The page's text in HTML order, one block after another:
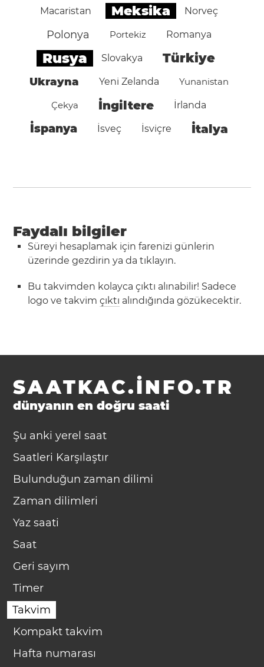
Macaristan Meksika Norveç
Polonya Portekiz Romanya
Rusya Slovakya Türkiye
Ukrayna Yeni Zelanda Yunanistan
Çekya İngiltere İrlanda
İspanya İsveç İsviçre İtalya
Faydalı bilgiler
Süreyi hesaplamak için farenizi günlerin
üzerinde gezdirin ya da tıklayın.
Bu takvimden kolayca çıktı alınabilir! Sadece
logo ve takvimçıktı alındığında gözükecektir.
SAATKAC.INFO.TR
dünyanın en doğru saati
Şu anki yerel saat
Saatleri Karşılaştır
Bulunduğun zaman dilimi
Zaman dilimleri
Yaz saati
Saat
Geri sayım
Timer
Takvim
Kompakt takvim
Hafta numarası